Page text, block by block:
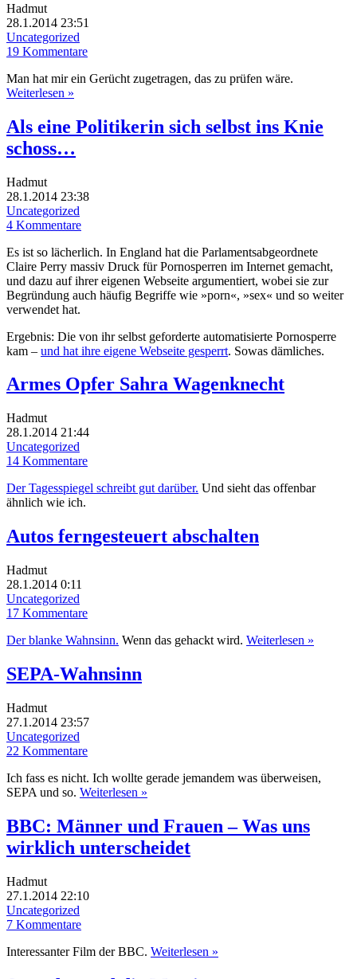
Hadmut
28.1.2014 23:51
Uncategorized
19 Kommentare
Man hat mir ein Gerücht zugetragen, das zu prüfen wäre.
Weiterlesen »
Als eine Politikerin sich selbst ins Knie
schoss…
Hadmut
28.1.2014 23:38
Uncategorized
4 Kommentare
Es ist so lächerlich. In England hat die Parlamentsabgeordnete
Claire Perry massiv Druck für Pornosperren im Internet gemacht,
und dazu auf ihrer eigenen Webseite argumentiert, wobei sie zur
Begründung auch häufig Begriffe wie »porn«, »sex« und so weiter
verwendet hat.
Ergebnis: Die von ihr selbst geforderte automatisierte Pornosperre
kam – und hat ihre eigene Webseite gesperrt. Sowas dämliches.
Armes Opfer Sahra Wagenknecht
Hadmut
28.1.2014 21:44
Uncategorized
14 Kommentare
Der Tagesspiegel schreibt gut darüber. Und sieht das offenbar
ähnlich wie ich.
Autos ferngesteuert abschalten
Hadmut
28.1.2014 0:11
Uncategorized
17 Kommentare
Der blanke Wahnsinn. Wenn das gehackt wird. Weiterlesen »
SEPA-Wahnsinn
Hadmut
27.1.2014 23:57
Uncategorized
22 Kommentare
Ich fass es nicht. Ich wollte gerade jemandem was überweisen,
SEPA und so. Weiterlesen »
BBC: Männer und Frauen – Was uns
wirklich unterscheidet
Hadmut
27.1.2014 22:10
Uncategorized
7 Kommentare
Interessanter Film der BBC. Weiterlesen »